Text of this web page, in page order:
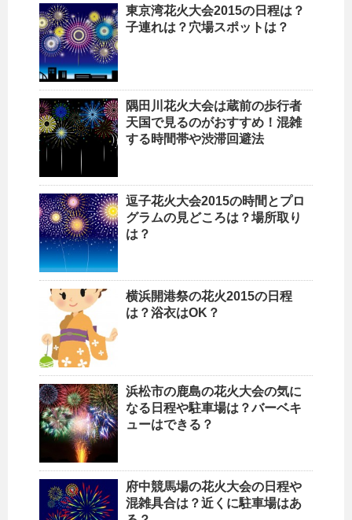
東京湾花火大会2015の日程は？
子連れは？穴場スポットは？
隅田川花火大会は蔵前の歩行者
天国で見るのがおすすめ！混雑
する時間帯や渋滞回避法
逗子花火大会2015の時間とプロ
グラムの見どころは？場所取り
は？
横浜開港祭の花火2015の日程
は？浴衣はOK？
浜松市の鹿島の花火大会の気に
なる日程や駐車場は？バーベキ
ューはできる？
府中競馬場の花火大会の日程や
混雑具合は？近くに駐車場はあ